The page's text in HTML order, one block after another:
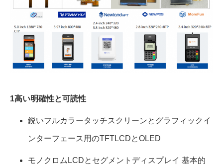
1高い明確性と可読性
鋭いフルカラータッチスクリーンとグラフィックイ
ンターフェース用のTFTLCDとOLED
モノクロムLCDとセグメントディスプレイ 基本的